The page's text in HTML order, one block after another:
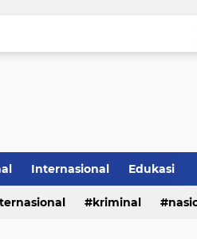
Internasional Edukasi
kriminal